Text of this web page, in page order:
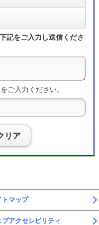
記をご入力し送信くださ
ご入力ください。
リア
トマップ
ブアクセシビリティ